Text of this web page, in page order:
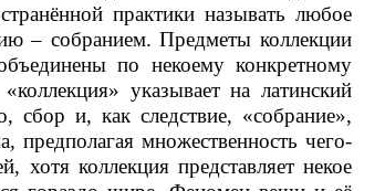
практики называть любое
– собранием. Предметы коллекции
по некоему конкретному
указывает на латинский
сбор и, как следствие, «собрание»,
предполагая множественность чего-
хотя коллекция представляет некое